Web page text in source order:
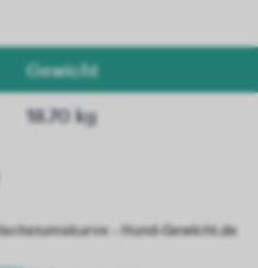
Gewicht
18.70 kg